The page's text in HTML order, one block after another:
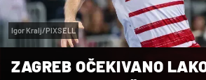
Igor Kralj/PIXSELL
ZAGREB OČEKIVANO